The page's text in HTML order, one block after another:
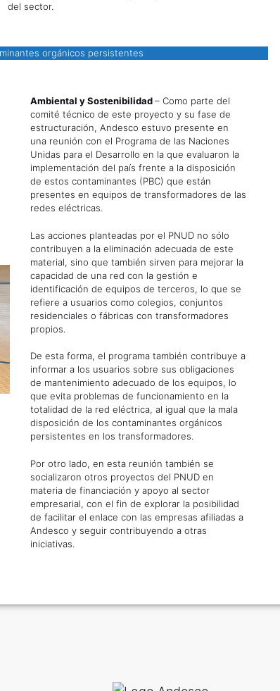
del sector.
orgánicos persistentes
Ambiental y Sostenibilidad– Como parte del
comité técnico de este proyecto y su fase de
estructuración, Andesco estuvo presente en
una reunión con el Programa de las Naciones
Unidas para el Desarrollo en la que evaluaron la
implementación del país frente a la disposición
de estos contaminantes (PBC) que están
presentes en equipos de transformadores de las
redes eléctricas.
Las acciones planteadas por el PNUD no sólo
contribuyen a la eliminación adecuada de este
material, sino que también sirven para mejorar la
capacidad de una red con la gestión e
identificación de equipos de terceros, lo que se
refiere a usuarios como colegios, conjuntos
residenciales o fábricas con transformadores
propios.
De esta forma, el programa también contribuye a
informar a los usuarios sobre sus obligaciones
de mantenimiento adecuado de los equipos, lo
que evita problemas de funcionamiento en la
totalidad de la red eléctrica, al igual que la mala
disposición de los contaminantes orgánicos
persistentes en los transformadores.
Por otro lado, en esta reunión también se
socializaron otros proyectos del PNUD en
materia de financiación y apoyo al sector
empresarial, con el fin de explorar la posibilidad
de facilitar el enlace con las empresas afiliadas a
Andesco y seguir contribuyendo a otras
iniciativas.